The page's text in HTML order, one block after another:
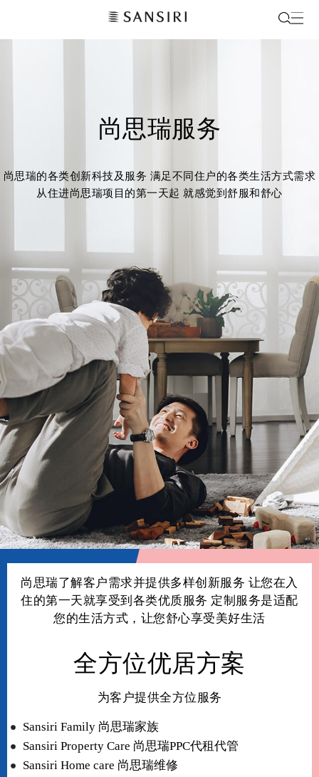
尚思瑞服务
尚思瑞的各类创新科技及服务 满足不同住户的各类生活方式需求
从住进尚思瑞项目的第一天起 就感觉到舒服和舒心
尚思瑞了解客户需求并提供多样创新服务 让您在入
住的第一天就享受到各类优质服务 定制服务是适配
您的生活方式，让您舒心享受美好生活
全方位优居方案
为客户提供全方位服务
Sansiri Family 尚思瑞家族
Sansiri Property Care 尚思瑞PPC代租代管
Sansiri Home care 尚思瑞维修